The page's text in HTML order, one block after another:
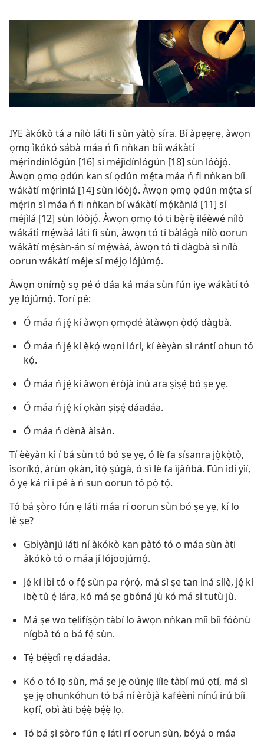
IYE àkókò tá a nílò láti fi sùn yàtọ̀ síra. Bí àpẹẹrẹ, àwọn
ọmọ ìkókó sábà máa ń fi nǹkan bíi wákàtí
mẹ́rìndínlógún [16] sí méjìdínlógún [18] sùn lóòjọ́.
Àwọn ọmọ ọdún kan sí ọdún mẹ́ta máa ń fi nǹkan bíi
wákàtí mẹ́rìnlá [14] sùn lóòjọ́. Àwọn ọmọ ọdún mẹ́ta sí
mẹ́rin sì máa ń fi nǹkan bí wákàtí mọ́kànlá [11] sí
méjìlá [12] sùn lóòjọ́. Àwọn ọmọ tó ti bẹ̀rẹ̀ iléèwé nílò
wákátì mẹ́wàá láti fi sùn, àwọn tó ti bàlágà nílò oorun
wákàtí mẹ́sàn-án sí mẹ́wàá, àwọn tó ti dàgbà sì nílò
oorun wákàtí méje sí mẹ́jọ lójúmọ́.
Àwọn onímọ̀ sọ pé ó dáa ká máa sùn fún iye wákàtí tó
yẹ lójúmọ́. Torí pé:
Ó máa ń jẹ́ kí àwọn ọmọdé àtàwọn ọ̀dọ́ dàgbà.
Ó máa ń jẹ́ kí ẹ̀kọ́ wọni lórí, kí èèyàn sì rántí ohun tó
kọ́.
Ó máa ń jẹ́ kí àwọn èròjà inú ara ṣiṣẹ́ bó ṣe yẹ.
Ó máa ń jẹ́ kí ọkàn ṣiṣẹ́ dáadáa.
Ó máa ń dènà àìsàn.
Tí èèyàn kì í bá sùn tó bó ṣe yẹ, ó lè fa sísanra jọ̀kọ̀tọ̀,
ìsoríkọ́, àrùn ọkàn, ìtọ̀ ṣúgà, ó sì lè fa ìjàǹbá. Fún ìdí yìí,
ó yẹ ká rí i pé à ń sun oorun tó pọ̀ tọ́.
Tó bá ṣòro fún ẹ láti máa rí oorun sùn bó ṣe yẹ, kí lo
lè ṣe?
Gbìyànjú láti ní àkókò kan pàtó tó o máa sùn àti
àkókò tó o máa jí lójoojúmọ́.
Jẹ́ kí ibi tó o fẹ́ sùn pa rọ́rọ́, má sì ṣe tan iná sílẹ̀, jẹ́ kí
ibẹ̀ tù ẹ́ lára, kó má ṣe gbóná jù kó má sì tutù jù.
Má ṣe wo tẹlifíṣọ̀n tàbí lo àwọn nǹkan míì bíi fóònù
nígbà tó o bá fẹ́ sùn.
Tẹ́ bẹ́ẹ̀dì rẹ dáadáa.
Kó o tó lọ sùn, má ṣe jẹ oúnjẹ líle tàbí mú ọtí, má sì
ṣe jẹ ohunkóhun tó bá ní èròjà kaféènì nínú irú bíi
kọfí, obì àti bẹ́ẹ̀ bẹ́ẹ̀ lọ.
Tó bá ṣì ṣòro fún ẹ láti rí oorun sùn, bóyá o máa